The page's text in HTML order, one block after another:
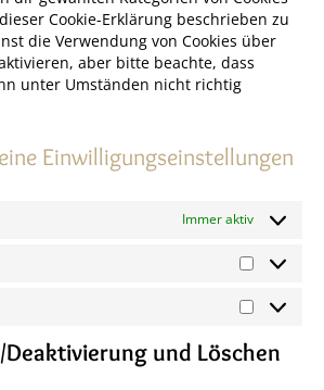
Cookie-Erklärung beschrieben zu
die Verwendung von Cookies über
aber bitte beachte, dass
unter Umständen nicht richtig
Einwilligungseinstellungen
Immer aktiv
und Löschen